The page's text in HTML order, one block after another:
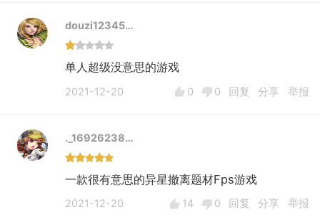
douzi12345…
单人超级没意思的游戏
2021-12-20 0 0 回复 分享 举报
._16926238…
一款很有意思的异星撤离题材Fps游戏
2021-12-20 14 0 回复 分享 举报